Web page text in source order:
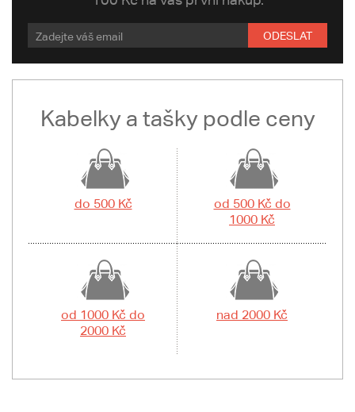
ODESLAT
Kabelky a tašky podle ceny
do 500 Kč
od 500 Kč do
1000 Kč
od 1000 Kč do
2000 Kč
nad 2000 Kč